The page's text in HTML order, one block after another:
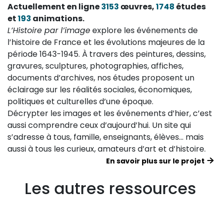
Actuellement en ligne3153 œuvres,1748études
et193 animations.
L’Histoire par l’imageexplore les événements de
l’histoire de France et les évolutions majeures de la
période 1643-1945. À travers des peintures, dessins,
gravures, sculptures, photographies, affiches,
documents d’archives, nos études proposent un
éclairage sur les réalités sociales, économiques,
politiques et culturelles d’une époque.
Décrypter les images et les événements d’hier, c’est
aussi comprendre ceux d’aujourd’hui. Un site qui
s’adresse à tous, famille, enseignants, élèves… mais
aussi à tous les curieux, amateurs d’art et d’histoire.
En savoir plus sur le projet
Les autres ressources